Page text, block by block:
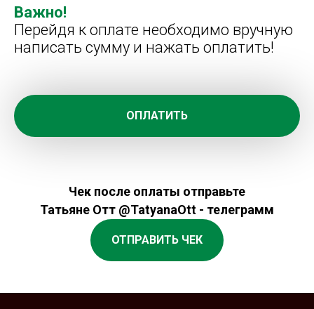
Важно!
Перейдя к оплате необходимо вручную
написать сумму и нажать оплатить!
ОПЛАТИТЬ
Чек после оплаты отправьте
Татьяне Отт @TatyanaOtt - телеграмм
ОТПРАВИТЬ ЧЕК